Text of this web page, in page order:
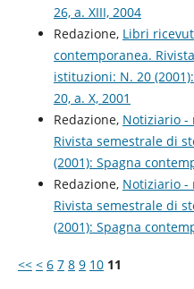
26, a. XIII, 2004
Redazione, Libri
contemporanea.
istituzioni: N. 20
20, a. X, 2001
Redazione, Notiziario -
Rivista semestrale di
(2001): Spagna
Redazione, Notiziario -
Rivista semestrale di
(2001): Spagna
<< < 6 7 8 9 10 11